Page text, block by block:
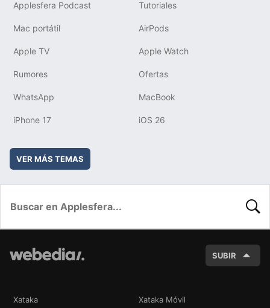
Applesfera Podcast Tutoriales
Mac portátil AirPods
Apple TV Apple Watch
Rumores Ofertas
WhatsApp MacBook
iPhone 17 iOS 26
VER MÁS TEMAS
SUBIR
Xataka Xataka Móvil